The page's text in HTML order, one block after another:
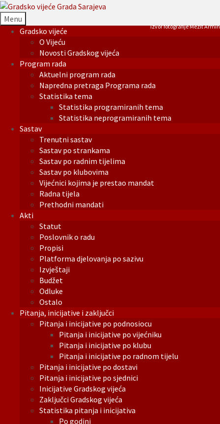
Menu
Gradsko vijeće
O Vijeću
Novosti Gradskog vijeća
Program rada
Aktuelni program rada
Napredna pretraga Programa rada
Statistika tema
Statistika programiranih tema
Statistika neprogramiranih tema
Sastav
Trenutni sastav
Sastav po strankama
Sastav po radnim tijelima
Sastav po klubovima
Vijećnici kojima je prestao mandat
Radna tijela
Prethodni mandati
Akti
Statut
Poslovnik o radu
Propisi
Platforma djelovanja po sazivu
Izvještaji
Budžet
Odluke
Ostalo
Pitanja, inicijative i zaključci
Pitanja i inicijative po podnosiocu
Pitanja i inicijative po vijećniku
Pitanja i inicijative po klubu
Pitanja i inicijative po radnom tijelu
Pitanja i inicijative po dostavi
Pitanja i inicijative po sjednici
Inicijative Gradskog vijeća
Zaključci Gradskog vijeća
Statistika pitanja i inicijativa
Po godini
Izvor fotografije Mezit Armin